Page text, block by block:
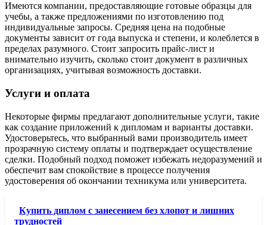
Имеются компании, предоставляющие готовые образцы для
учебы, а также предложениями по изготовлению под
индивидуальные запросы. Средняя цена на подобные
документы зависит от года выпуска и степени, и колеблется в
пределах разумного. Стоит запросить прайс-лист и
внимательно изучить, сколько стоит документ в различных
организациях, учитывая возможность доставки.
Услуги и оплата
Некоторые фирмы предлагают дополнительные услуги, такие
как создание приложений к дипломам и варианты доставки.
Удостоверьтесь, что выбранный вами производитель имеет
прозрачную систему оплаты и подтверждает осуществление
сделки. Подобный подход поможет избежать недоразумений и
обеспечит вам спокойствие в процессе получения
удостоверения об окончании техникума или университета.
Купить диплом с занесением без хлопот и лишних
трудностей